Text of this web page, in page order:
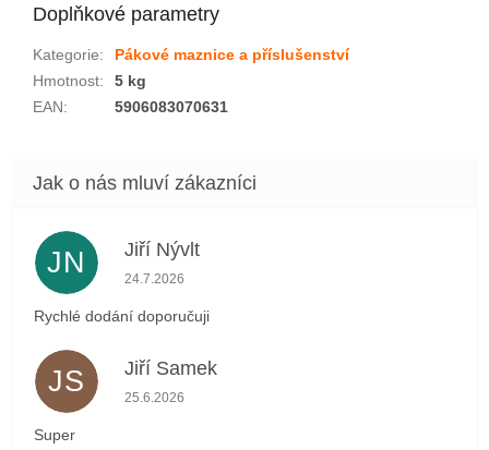
Doplňkové parametry
Kategorie:
Pákové maznice a příslušenství
Hmotnost:
5 kg
EAN: 5906083070631
JN Jiří Nývlt
Hodnocení obchodu je 5 z 5 hvězdiček.
24.7.2026
Rychlé dodání doporučuji
JS Jiří Samek
Hodnocení obchodu je 5 z 5 hvězdiček.
25.6.2026
Super